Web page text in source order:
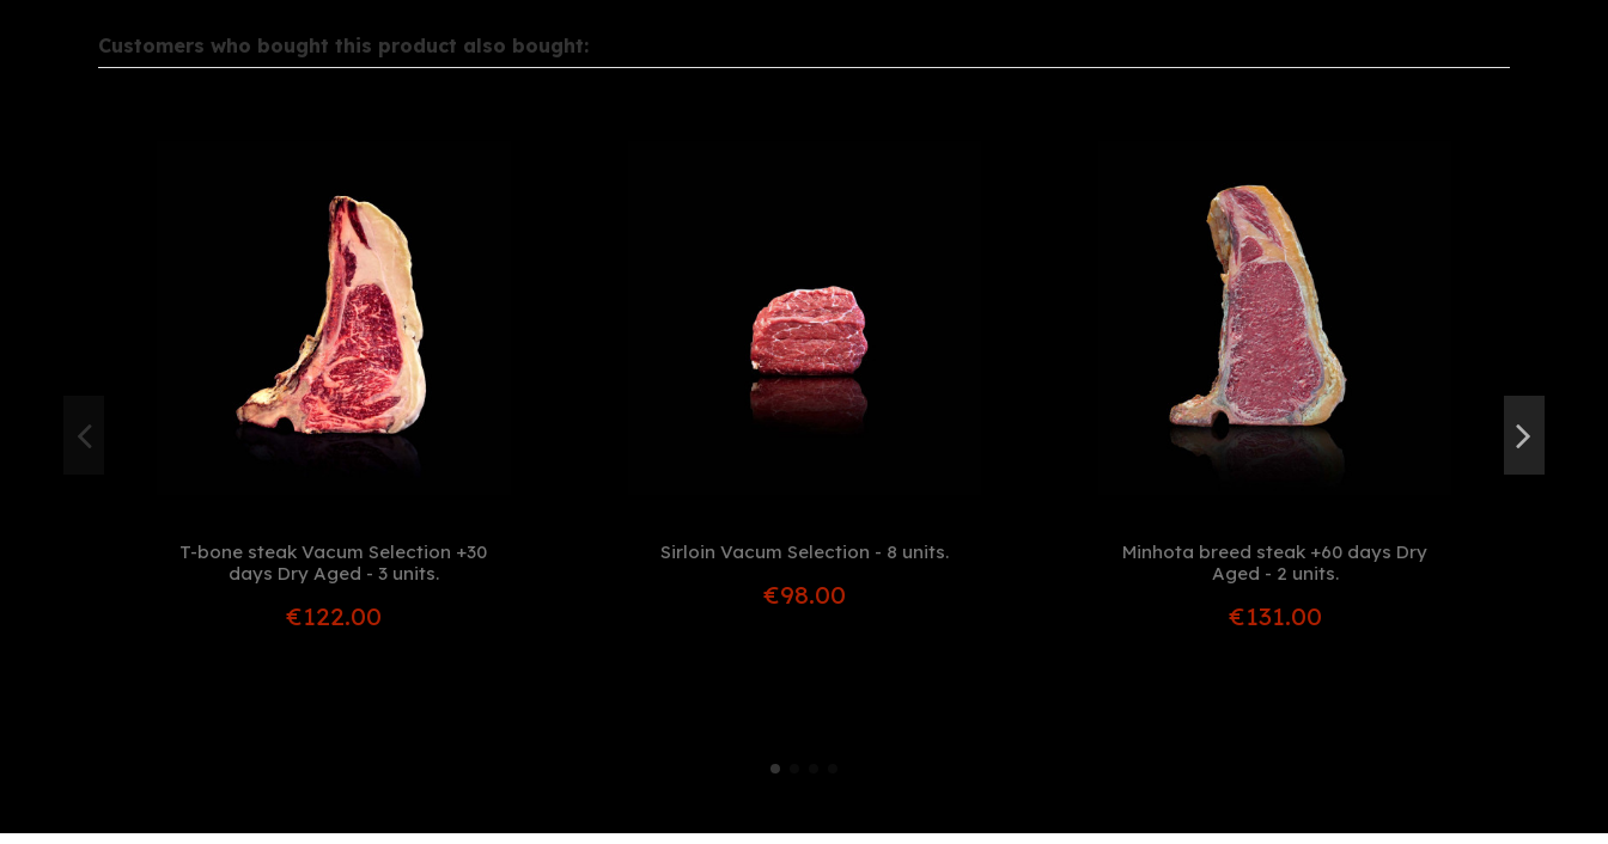
Customers who bought this product also bought:
T-bone steak Vacum Selection +30
days Dry Aged - 3 units.
€122.00
Sirloin Vacum Selection - 8 units.
€98.00
Minhota breed steak +60 days Dry
Aged - 2 units.
€131.00